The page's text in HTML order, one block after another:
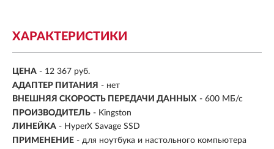
ХАРАКТЕРИСТИКИ
ЦЕНА - 12 367 руб.
АДАПТЕР ПИТАНИЯ - нет
ВНЕШНЯЯ СКОРОСТЬ ПЕРЕДАЧИ ДАННЫХ - 600 МБ/с
ПРОИЗВОДИТЕЛЬ - Kingston
ЛИНЕЙКА - HyperX Savage SSD
ПРИМЕНЕНИЕ - для ноутбука и настольного компьютера